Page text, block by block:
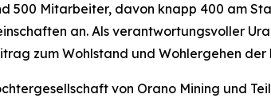
500 Mitarbeiter, davon knapp 400 am
an. Als verantwortungsvoller
zum Wohlstand und Wohlergehen
von Orano Mining und